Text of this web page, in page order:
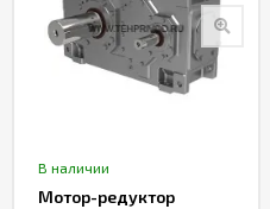
В наличии
Мотор-редуктор